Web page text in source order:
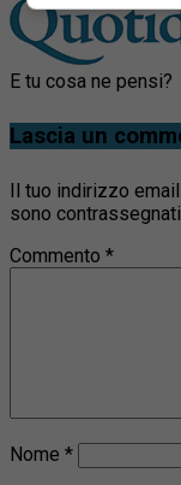
E tu cosa ne pensi?
Lascia un
Il tuo indirizzo
sono contrassegnati
Commento *
Nome *